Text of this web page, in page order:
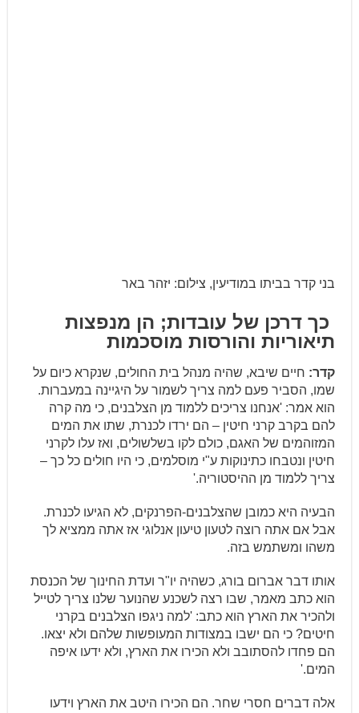
בני קדר בביתו במודיעין, צילום: יזהר באר
כך דרכן של עובדות; הן מנפצות
תיאוריות והורסות מוסכמות
קדר: חיים שיבא, שהיה מנהל בית החולים, שנקרא כיום על
שמו, הסביר פעם למה צריך לשמור על היגיינה במעברות.
הוא אמר: 'אנחנו צריכים ללמוד מן הצלבנים, כי מה קרה
להם בקרב קרני חיטין – הם ירדו לכנרת, שתו את המים
המזוהמים של האגם, כולם לקו בשלשולים, ואז עלו לקרני
חיטין ונטבחו כתינוקות ע"י מוסלמים, כי היו חולים כל כך –
צריך ללמוד מן ההיסטוריה.'
הבעיה היא כמובן שהצלבנים-הפרנקים, לא הגיעו לכנרת.
אבל אם אתה רוצה לטעון טיעון אנלוגי אז אתה ממציא לך
משהו ומשתמש בזה.
אותו דבר אברום בורג, כשהיה יו"ר ועדת החינוך של הכנסת
הוא כתב מאמר, שבו רצה לשכנע שהנוער שלנו צריך לטייל
ולהכיר את הארץ הוא כתב: 'למה ניגפו הצלבנים בקרני
חיטים? כי הם ישבו במצודות המעופשות שלהם ולא יצאו.
הם פחדו להסתובב ולא הכירו את הארץ, ולא ידעו איפה
המים.'
אלה דברים חסרי שחר. הם הכירו היטב את הארץ וידעו